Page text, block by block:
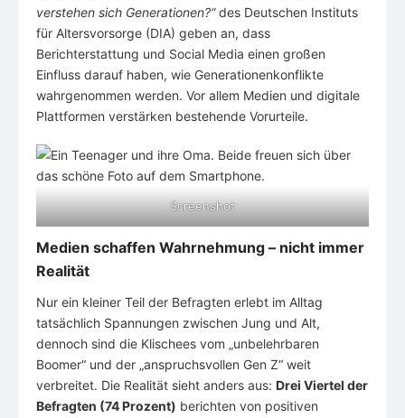
verstehen sich Generationen?“des Deutschen Instituts
für Altersvorsorge (DIA) geben an, dass
Berichterstattung und Social Media einen großen
Einfluss darauf haben, wie Generationenkonflikte
wahrgenommen werden. Vor allem Medien und digitale
Plattformen verstärken bestehende Vorurteile.
Screenshot
Medien schaffen Wahrnehmung – nicht immer
Realität
Nur ein kleiner Teil der Befragten erlebt im Alltag
tatsächlich Spannungen zwischen Jung und Alt,
dennoch sind die Klischees vom „unbelehrbaren
Boomer“ und der „anspruchsvollen Gen Z“ weit
verbreitet. Die Realität sieht anders aus: Drei Viertel der
Befragten (74 Prozent) berichten von positiven